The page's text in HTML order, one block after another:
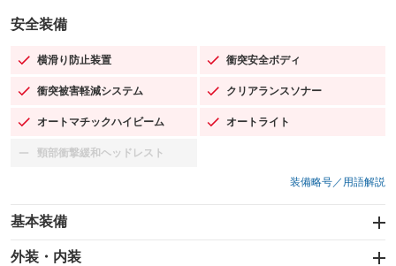
安全装備
横滑り防止装置
：装備あり 衝突安全ボディ
：装備あり
衝突被害軽減システム
：装備あり クリアランスソナー
：装備あり
オートマチックハイビーム
：装備あり オートライト
：装備あり
頸部衝撃緩和ヘッドレスト
：装備なし
装備略号／用語解説
基本装備
エアバッグ：運転席/助手席/サイド
：装備あり
外装・内装